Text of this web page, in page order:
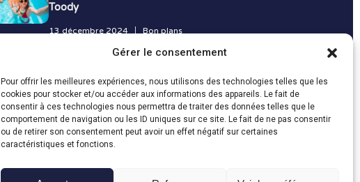
Gérer le consentement
Pour offrir les meilleures expériences, nous utilisons des technologies telles que les
cookies pour stocker et/ou accéder aux informations des appareils. Le fait de
consentir à ces technologies nous permettra de traiter des données telles que le
comportement de navigation ou les ID uniques sur ce site. Le fait de ne pas consentir
ou de retirer son consentement peut avoir un effet négatif sur certaines
caractéristiques et fonctions.
Toody
13 décembre 2024 Bon plans